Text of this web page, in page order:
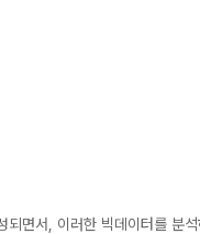
면서, 이러한 빅데이터를 분